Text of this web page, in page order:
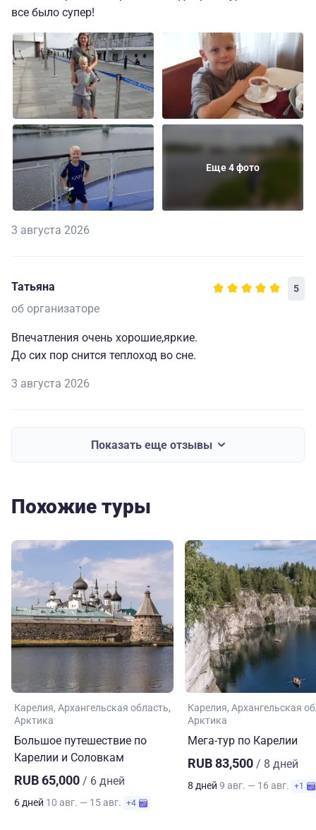
все было супер!
Еще 4 фото
3 августа 2026
Татьяна 5
об организаторе
Впечатления очень хорошие,яркие.
До сих пор снится теплоход во сне.
3 августа 2026
Показать еще отзывы
Похожие туры
Карелия Архангельская область
Арктика
Большое путешествие по
Карелии и Соловкам
RUB 65,000 / 6 дней
6 дней 10 авг. — 15 авг. +4
Карелия Архангельская
Арктика
Мега-тур по Карелии
RUB 83,500 / 8 дней
8 дней 9 авг. — 16 авг. +1